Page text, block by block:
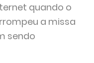
quando o
a missa
sendo